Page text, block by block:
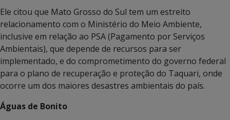
Ele citou que Mato Grosso do Sul tem um estreito
relacionamento com o Ministério do Meio Ambiente,
inclusive em relação ao PSA (Pagamento por Serviços
Ambientais), que depende de recursos para ser
implementado, e do comprometimento do governo federal
para o plano de recuperação e proteção do Taquari, onde
ocorre um dos maiores desastres ambientais do país.
Águas de Bonito